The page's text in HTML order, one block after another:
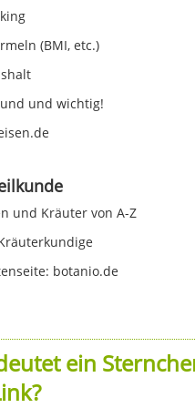
(BMI, etc.)
und wichtig!
und Kräuter von A-Z
botanio.de
ein